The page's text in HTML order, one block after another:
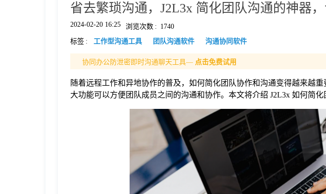
省去繁琐沟通，J2L3x 简化团队沟通的神器
2024-02-20 16:25 浏览次数 : 1740
标签 : 工作型沟通工具 团队沟通软件 沟通协同软件
协同办公防泄密即时沟通聊天工具— 点击免费试用
随着远程工作和异地协作的普及，如何简化团队协作和沟通变得越来越
大功能可以方便团队成员之间的沟通和协作。本文将介绍 J2L3x 如何简化